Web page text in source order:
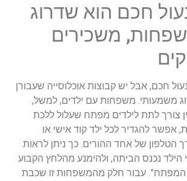
חכם הוא שדרוג
משכירים
חכם, אבל יש קבוצות אוכלוסייה שעבורן
משמעותי. משפחות עם ילדים, למשל,
צורך לתת לילדים מפתח שעלול ללכת
אפשר להגדיר לכל ילד קוד אישי או
של אחד ההורים. כך ניתן לראות
הילד נכנס הביתה, ולהימנע מהלחץ הקבוע
עבור חלק מהמשפחות זו שכבת